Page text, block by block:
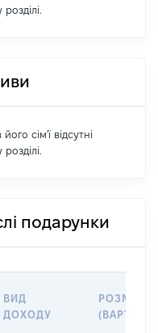
сім'ї відсутні
подарунки
ВИД
ДОХОДУ
РОЗМІР